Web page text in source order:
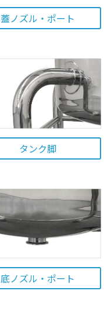
蓋ノズル・ポート
タンク脚
底ノズル・ポート